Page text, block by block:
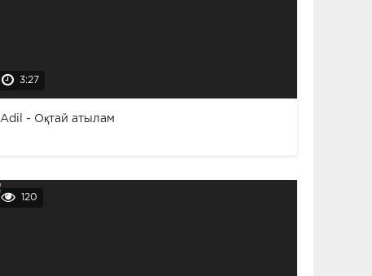
3:27
Adil - Оқтай атылам
120